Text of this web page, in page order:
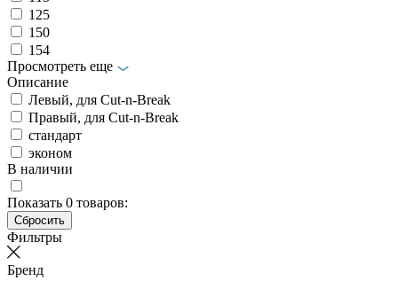
125
150
154
Просмотреть еще
Описание
Левый, для Cut-n-Break
Правый, для Cut-n-Break
стандарт
эконом
В наличии
Показать 0 товаров:
Фильтры
Бренд